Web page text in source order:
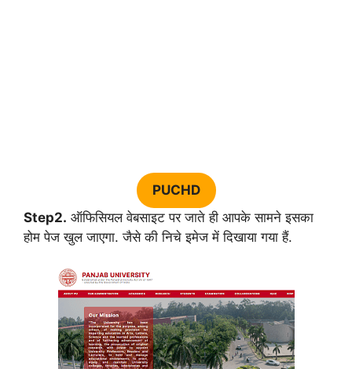
PUCHD
Step2. ऑफिसियल वेबसाइट पर जाते ही आपके सामने इसका
होम पेज खुल जाएगा. जैसे की निचे इमेज में दिखाया गया हैं.